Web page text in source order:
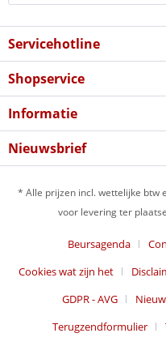
Servicehotline
Shopservice
Informatie
Nieuwsbrief
* Alle prijzen incl. wettelijke btw
voor levering ter
Beursagenda
Cookies wat zijn het
GDPR - AVG
Terugzendformulier